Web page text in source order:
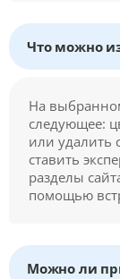
Что можно
На
следующее:
или удалить
ставить
разделы
помощью
Можно ли